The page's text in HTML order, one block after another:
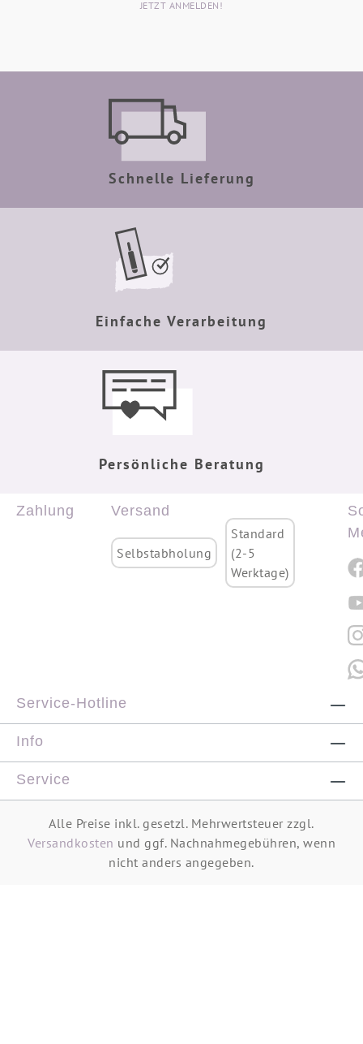
JETZT ANMELDEN!
Schnelle Lieferung
Einfache Verarbeitung
Persönliche Beratung
Zahlung Versand
Selbstabholung
Standard
(2-5
Werktage)
Service-Hotline
Info
Service
Alle Preise inkl. gesetzl. Mehrwertsteuer zzgl.
Versandkosten und ggf. Nachnahmegebühren, wenn
nicht anders angegeben.